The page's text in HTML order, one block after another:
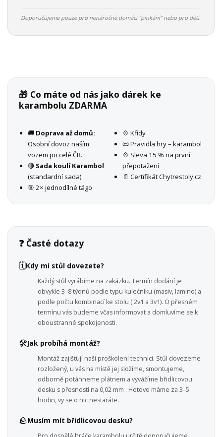
Doporučujeme pouze pro nenáročné domácí "pinkání" nebo pro děti.
🎁 Co máte od nás jako dárek ke
karambolu ZDARMA
🚚 Doprava až domů:
Osobní dovoz naším
vozem po celé ČR.
🔴 Sada koulí Karambol
(standardní sada)
🎯 2× jednodílné tágo
💠 Křídy
📜 Pravidla hry – karambol
💠 Sleva 15 % na první
přepotažení
📄 Certifikát Chytrestoly.cz
❓ Časté dotazy
🗓️Kdy mi stůl dovezete?
Každý stůl vyrábíme na zakázku. Termín dodání je
obvykle 3–8 týdnů podle typu kulečníku (masiv, lamino) a
podle počtu kombinací ke stolu ( 2v1 a 3v1). O přesném
termínu vás budeme včas informovat a domluvíme se k
oboustranné spokojenosti.
🛠️Jak probíhá montáž?
Montáž zajišťují naši proškolení technici. Stůl dovezeme
rozložený, u vás na místě jej složíme, smontujeme,
odborně potáhneme plátnem a vyvážíme břidlicovou
desku s přesností na 0,02 mm . Hotovo máme za 3–5
hodin, vy se o nic nestaráte.
🪨Musím mít břidlicovou desku?